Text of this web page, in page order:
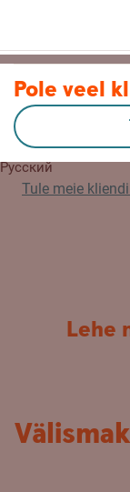
English
Русский
Tule meie
Pole veel
Lehe